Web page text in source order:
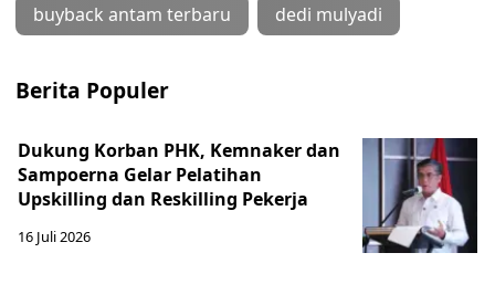
buyback antam terbaru dedi mulyadi
Berita Populer
Dukung Korban PHK, Kemnaker dan
Sampoerna Gelar Pelatihan
Upskilling dan Reskilling Pekerja
16 Juli 2026